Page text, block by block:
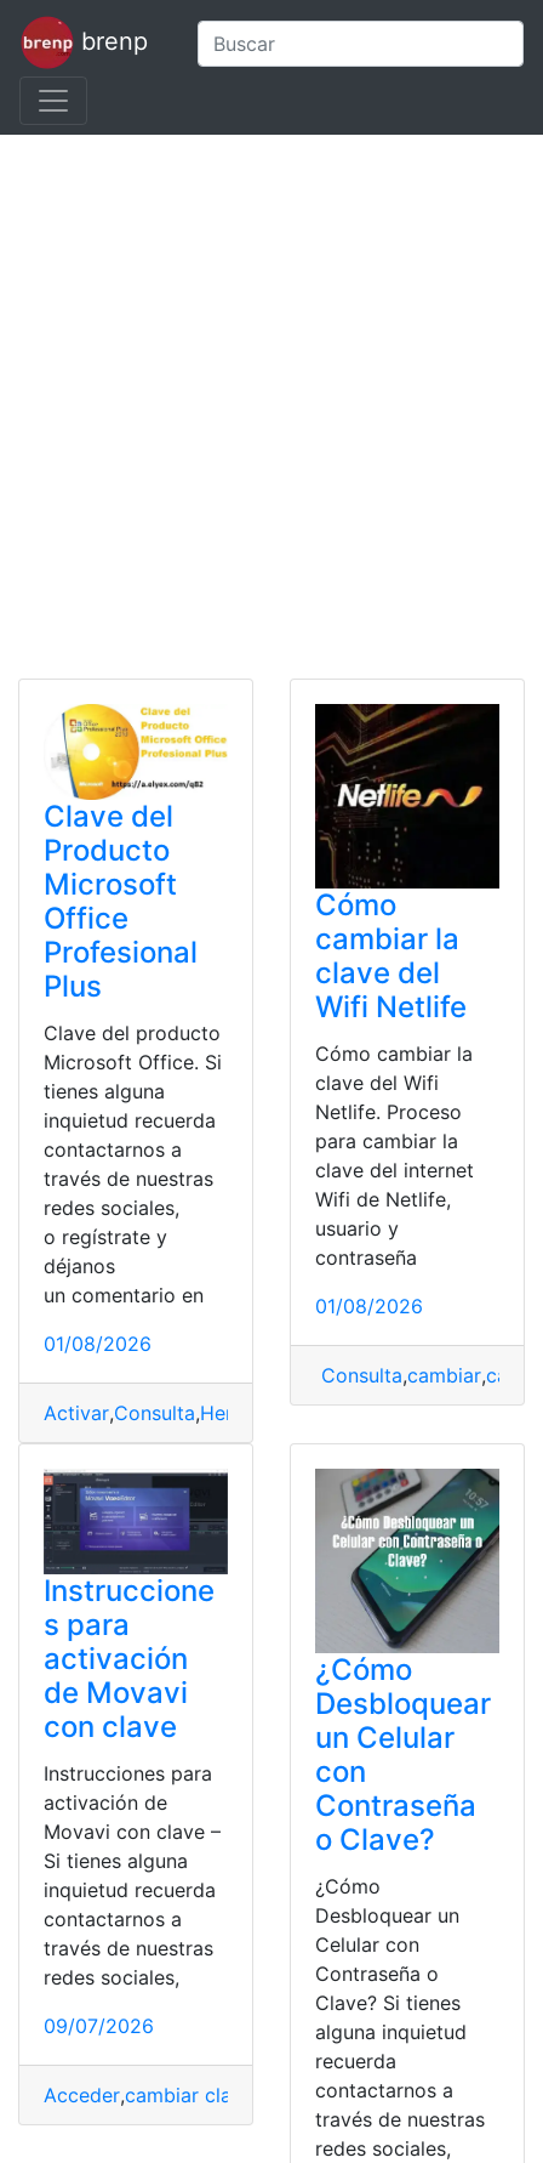
brenp
Clave del
Producto
Microsoft
Office
Profesional
Plus
Clave del producto
Microsoft Office. Si
tienes alguna
inquietud recuerda
contactarnos a
través de nuestras
redes sociales,
o regístrate y
déjanos
un comentario en
01/08/2026
Activar,Consulta,Herramientas,Microsoft Office,Office
Cómo
cambiar la
clave del
Wifi Netlife
Cómo cambiar la
clave del Wifi
Netlife. Proceso
para cambiar la
clave del internet
Wifi de Netlife,
usuario y
contraseña
01/08/2026
Consulta,cambiar,
Instruccione
s para
activación
de Movavi
con clave
Instrucciones para
activación de
Movavi con clave –
Si tienes alguna
inquietud recuerda
contactarnos a
través de nuestras
redes sociales,
09/07/2026
Acceder,cambiar clave Consulta,Consulta online
¿Cómo
Desbloquear
un Celular
con
Contraseña
o Clave?
¿Cómo
Desbloquear un
Celular con
Contraseña o
Clave? Si tienes
alguna inquietud
recuerda
contactarnos a
través de nuestras
redes sociales,